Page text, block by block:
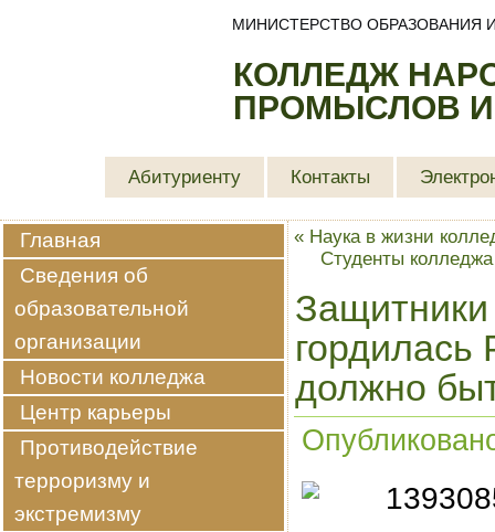
КОЛЛЕДЖ
ПРОМЫСЛОВ
МИНИСТЕРСТВО ОБРАЗОВАНИЯ
Абитуриенту Контакты
Главная
Сведения об
образовательной
организации
Новости колледжа
Центр карьеры
Противодействие
терроризму и
экстремизму
« Наука в жизни
Студенты
гордилась
должно